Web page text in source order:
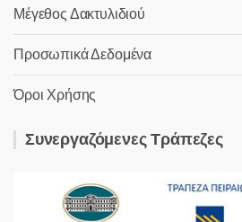
Μέγεθος Δακτυλιδιού
Προσωπικά Δεδομένα
Όροι Χρήσης
Συνεργαζόμενες Τράπεζες